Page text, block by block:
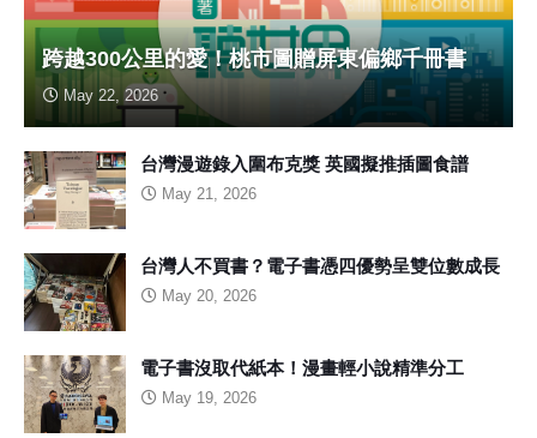
跨越300公里的愛！桃市圖贈屏東偏鄉千冊書
May 22, 2026
台灣漫遊錄入圍布克獎 英國擬推插圖食譜
May 21, 2026
台灣人不買書？電子書憑四優勢呈雙位數成長
May 20, 2026
電子書沒取代紙本！漫畫輕小說精準分工
May 19, 2026